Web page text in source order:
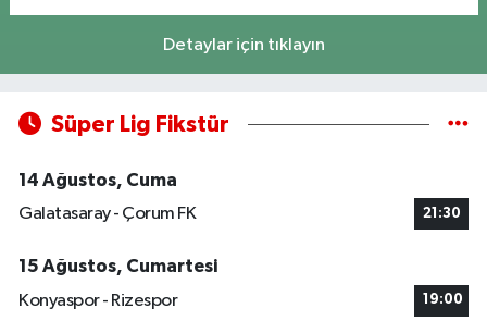
Detaylar için tıklayın
Süper Lig Fikstür
14 Ağustos, Cuma
Galatasaray - Çorum FK
21:30
15 Ağustos, Cumartesi
Konyaspor - Rizespor
19:00